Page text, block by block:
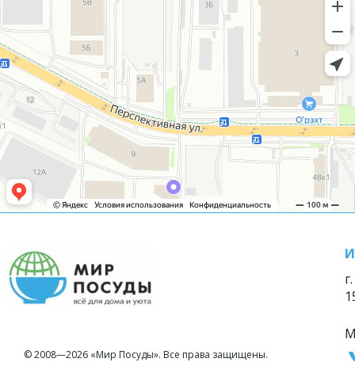
© 2008—2026 «Мир Посуды». Все права защищены.